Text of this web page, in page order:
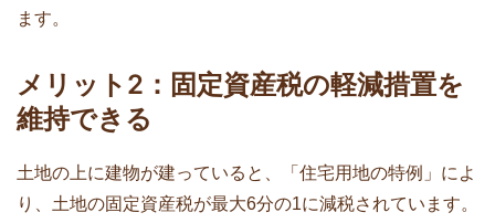
ます。
メリット2：固定資産税の軽減措置を
維持できる
土地の上に建物が建っていると、「住宅用地の特例」によ
り、土地の固定資産税が最大6分の1に減税されています。